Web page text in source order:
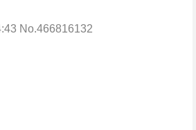
No.466816132